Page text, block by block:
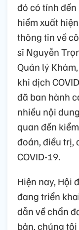
đó có tính
hiểm xuất
thông tin về
sĩ Nguyễn
Quản lý
khi dịch
đã ban hành
nhiều nội
quan đến
đoán, điều trị,
COVID-19.
Hiện nay, Hội
đang triển
dẫn về chẩn
bản, chúng